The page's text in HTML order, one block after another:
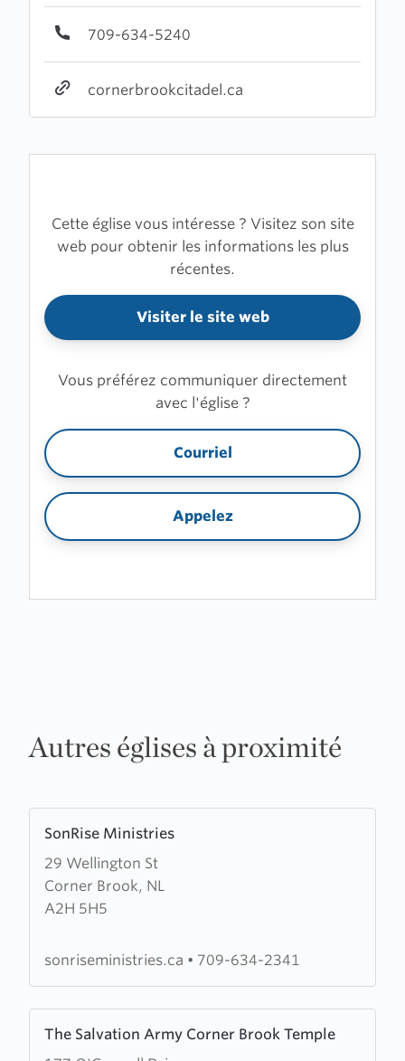
709-634-5240
cornerbrookcitadel.ca
Cette église vous intéresse ? Visitez son site
web pour obtenir les informations les plus
récentes.
Visiter le site web
Vous préférez communiquer directement
avec l'église ?
Courriel
Appelez
Autres églises à proximité
SonRise Ministries
29 Wellington St
Corner Brook, NL
A2H 5H5
more
about
SonRise
Ministries
sonriseministries.ca • 709-634-2341
The Salvation Army Corner Brook Temple
more